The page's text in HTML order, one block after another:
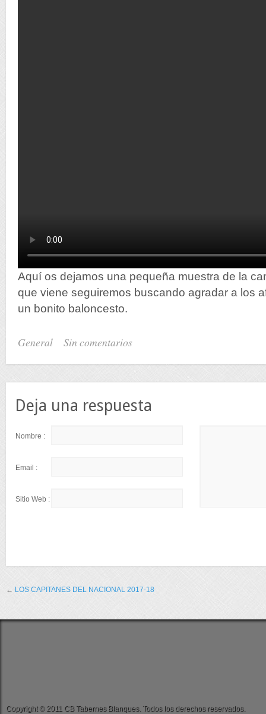
Aquí os dejamos una pequeña muestra de la
que viene seguiremos buscando agradar a los
un bonito baloncesto.
General Sin comentarios
Deja una respuesta
Nombre :
Email :
Sitio Web :
← LOS CAPITANES DEL NACIONAL 2017-18
Copyright © 2011 CB Tabernes Blanques. Todos los derechos reservados.